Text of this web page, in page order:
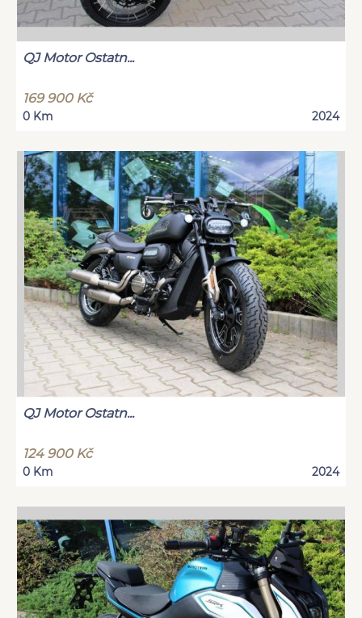
QJ Motor Ostatn...
169 900 Kč
0 Km 2024
QJ Motor Ostatn...
124 900 Kč
0 Km 2024